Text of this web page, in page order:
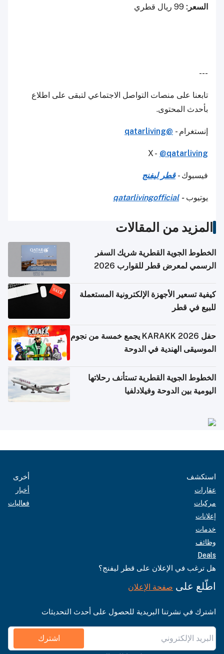
السعر:
---
تابعنا على منصات التواصل الاجتماعي لتبقى على اطلاع
بأحدث المحتوى.
إنستغرام - @qatarliving
X - @qatarliving
فيسبوك -قطر ليفنج
يوتيوب-
qatarlivingofficial
المزيد من المقالات
الخطوط الجوية القطرية شريك السفر
الرسمي لمعرض قطر للقوارب 2026
كيفية تسعير الأجهزة الإلكترونية المستعملة
للبيع في قطر
حفل KARAKK 2026 يجمع خمسة من نجوم
الموسيقى الهندية في الدوحة
الخطوط الجوية القطرية تستأنف رحلاتها
اليومية بين الدوحة وفيلادلفيا
استكشف
عقارات
مركبات
إعلانات
خدمات
وظائف
Deals
أخرى
أخبار
فعاليات
هل ترغب في الإعلان على قطر ليفنج؟
اطّلع على صفحة الإعلان
اشترك في نشرتنا البريدية للحصول على أحدث التحديثات
اشترك